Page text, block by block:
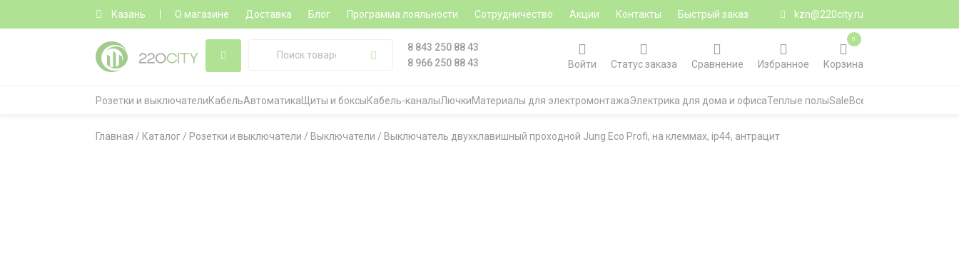
Казань О магазине Доставка Блог Программа лояльности Сотрудничество Акции Контакты Быстрый заказ kzn@220city.ru
8 843 250 88 43
8 966 250 88 43
Войти Статус заказа Сравнение Избранное Корзина
0
Розетки и выключателиКабельАвтоматика Щиты и боксыКабель-каналыЛючкиМатериалы для электромонтажаЭлектрика для дома и офисаТеплые полыSaleВсе категории
Главная / Каталог / Розетки и выключатели / Выключатели / Выключатель двухклавишный проходной Jung Eco Profi, на клеммах, ip44, антрацит